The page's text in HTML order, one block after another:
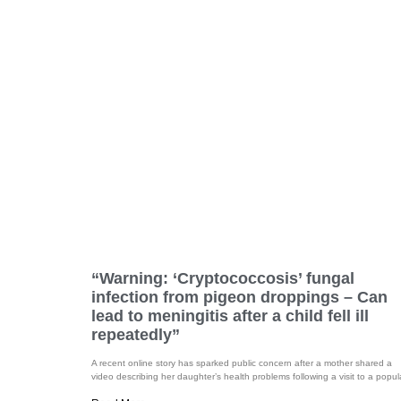
“Warning: ‘Cryptococcosis’ fungal
infection from pigeon droppings – Can
lead to meningitis after a child fell ill
repeatedly”
A recent online story has sparked public concern after a mother shared a
video describing her daughter’s health problems following a visit to a